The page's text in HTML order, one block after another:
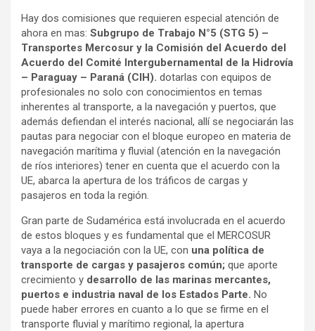
Hay dos comisiones que requieren especial atención de
ahora en mas: Subgrupo de Trabajo N°5 (STG 5) –
Transportes Mercosur y la Comisión del Acuerdo del
Acuerdo del Comité Intergubernamental de la Hidrovía
– Paraguay – Paraná (CIH). dotarlas con equipos de
profesionales no solo con conocimientos en temas
inherentes al transporte, a la navegación y puertos, que
además defiendan el interés nacional, allí se negociarán las
pautas para negociar con el bloque europeo en materia de
navegación marítima y fluvial (atención en la navegación
de ríos interiores) tener en cuenta que el acuerdo con la
UE, abarca la apertura de los tráficos de cargas y
pasajeros en toda la región.
Gran parte de Sudamérica está involucrada en el acuerdo
de estos bloques y es fundamental que el MERCOSUR
vaya a la negociación con la UE, con una política de
transporte de cargas y pasajeros común; que aporte
crecimiento y desarrollo de las marinas mercantes,
puertos e industria naval de los Estados Parte. No
puede haber errores en cuanto a lo que se firme en el
transporte fluvial y marítimo regional, la apertura